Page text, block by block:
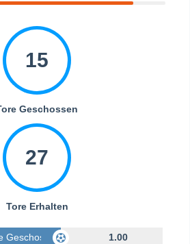
15
Geschossen
27
Tore Erhalten
Geschossen 1.00